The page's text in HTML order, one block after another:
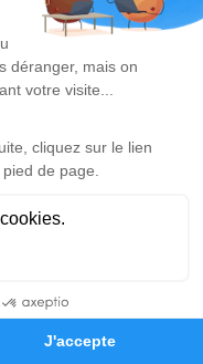
Hommages
hommage est
de